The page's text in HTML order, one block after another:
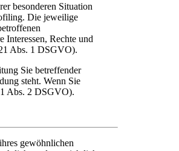
besonderen Situation
Die jeweilige
Interessen, Rechte und
Abs. 1 DSGVO).
Sie betreffender
steht. Wenn Sie
Abs. 2 DSGVO).
gewöhnlichen